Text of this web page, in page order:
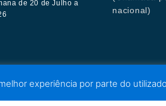
de 20 de Julho a
nacional)
experiência por parte do